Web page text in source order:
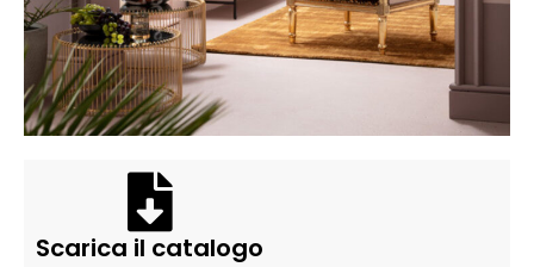
Scarica il catalogo